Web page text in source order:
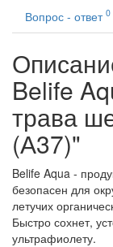
Вопрос - ответ 0
Belife
трава
(А37)"
Belife Aqua -
безопасен для
летучих
Быстро сохнет,
ультрафиолету.